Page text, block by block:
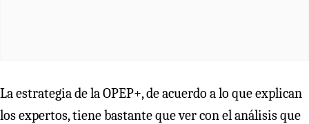
La estrategia de la OPEP+, de acuerdo a lo que explican
los expertos, tiene bastante que ver con el análisis que